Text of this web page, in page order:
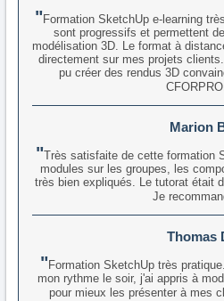
Formation SketchUp e-learning
sont progressifs et permettent
modélisation 3D. Le format à
directement sur mes projets
pu créer des rendus 3D
Marion
Très satisfaite de cette formation
modules sur les groupes, les
très bien expliqués. Le tutorat était
Je
Thomas
Formation SketchUp très
mon rythme le soir, j'ai appris à
pour mieux les présenter à mes